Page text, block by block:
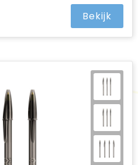
Bekijk